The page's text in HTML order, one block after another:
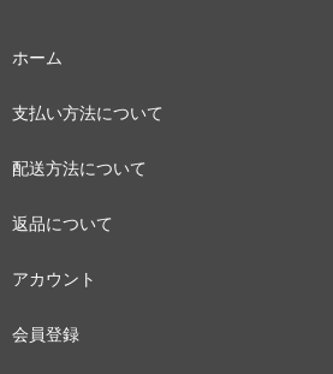
ホーム
支払い方法について
配送方法について
返品について
アカウント
会員登録